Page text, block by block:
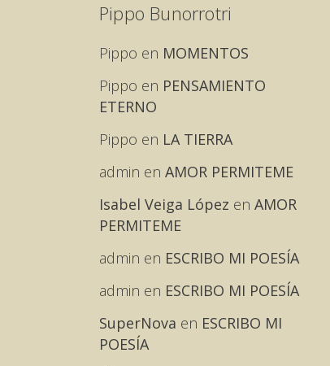
Pippo Bunorrotri
Pippo en MOMENTOS
Pippo en PENSAMIENTO
ETERNO
Pippo en LA TIERRA
admin en AMOR PERMITEME
Isabel Veiga López en AMOR
PERMITEME
admin en ESCRIBO MI POESÍA
admin en ESCRIBO MI POESÍA
SuperNova en ESCRIBO MI
POESÍA